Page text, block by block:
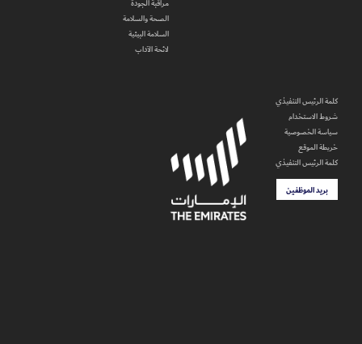
مراقبة الجودة
الصحة والسلامة
السلامة البيئية
لائحة الآداب
كلمة الرئيس التنفيذي
شروط الاستخدام
سياسة الخصوصية
خريطة الموقع
كلمة الرئيس التنفيذي
بريد الموظفين